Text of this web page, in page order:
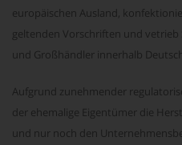
europäischen Ausland,
geltenden Vorschriften und vetrieb
und Großhändler innerhalb
Aufgrund zunehmender
der ehemalige Eigentümer die
und nur noch den